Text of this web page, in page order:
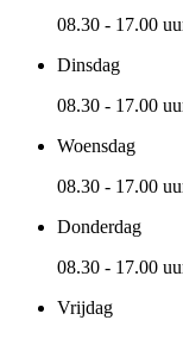
08.30 - 17.00
Dinsdag
08.30 - 17.00
Woensdag
08.30 - 17.00
Donderdag
08.30 - 17.00
Vrijdag